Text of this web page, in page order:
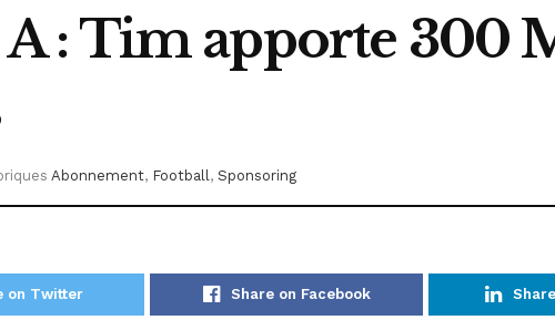
: Tim apporte 300
Abonnement, Football, Sponsoring
on Twitter Share on Facebook